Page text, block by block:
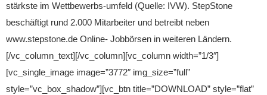
stärkste im Wettbewerbs-umfeld (Quelle: IVW). StepStone
beschäftigt rund 2.000 Mitarbeiter und betreibt neben
www.stepstone.de Online- Jobbörsen in weiteren Ländern.
[/vc_column_text][/vc_column][vc_column width=”1/3″]
[vc_single_image image=”3772″ img_size=”full”
style=”vc_box_shadow”][vc_btn title=”DOWNLOAD” style=”flat”